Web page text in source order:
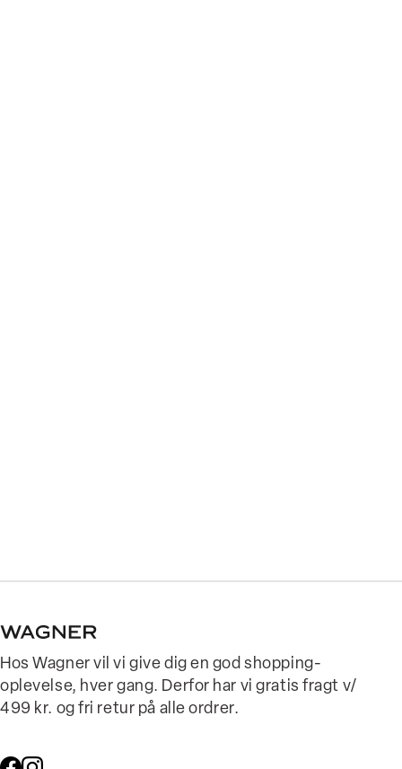
Hos Wagner vil vi give dig en god shopping-
oplevelse, hver gang. Derfor har vi gratis fragt v/
499 kr. og fri retur på alle ordrer.